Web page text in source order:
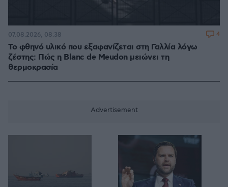
Το φθηνό υλικό που εξαφανίζεται στη Γαλλία λόγω
ζέστης: Πώς η Blanc de Meudon μειώνει τη
θερμοκρασία
07.08.2026, 08:38 4